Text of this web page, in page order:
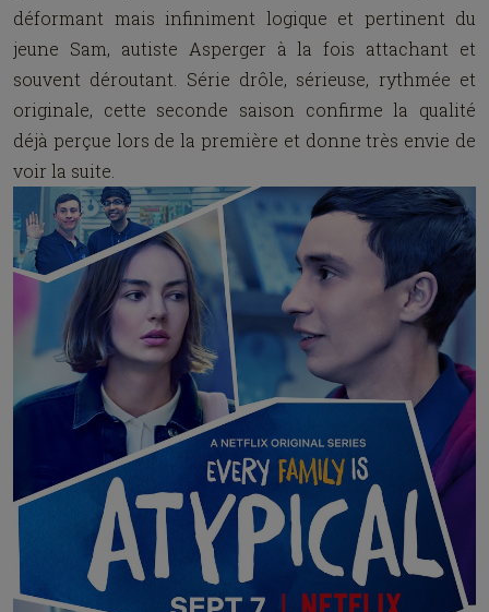
déformant mais infiniment logique et pertinent du
jeune Sam, autiste Asperger à la fois attachant et
souvent déroutant. Série drôle, sérieuse, rythmée et
originale, cette seconde saison confirme la qualité
déjà perçue lors de la première et donne très envie de
voir la suite.